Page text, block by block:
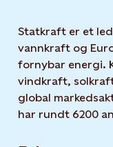
Statkraft er et
vannkraft og
fornybar energi.
vindkraft,
global
har rundt 6200